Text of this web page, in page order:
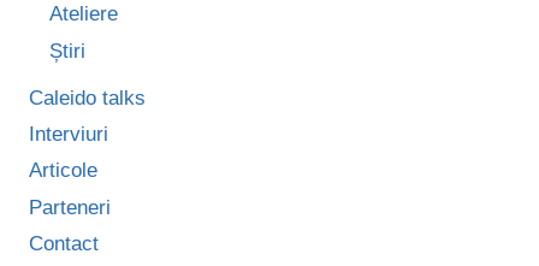
Ateliere
Știri
Caleido talks
Interviuri
Articole
Parteneri
Contact